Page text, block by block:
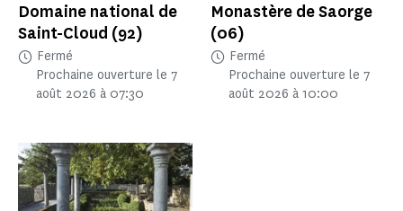
Domaine national de
Saint-Cloud (92)
Fermé
Prochaine ouverture le 7
août 2026 à 07:30
Monastère de Saorge
(06)
Fermé
Prochaine ouverture le 7
août 2026 à 10:00